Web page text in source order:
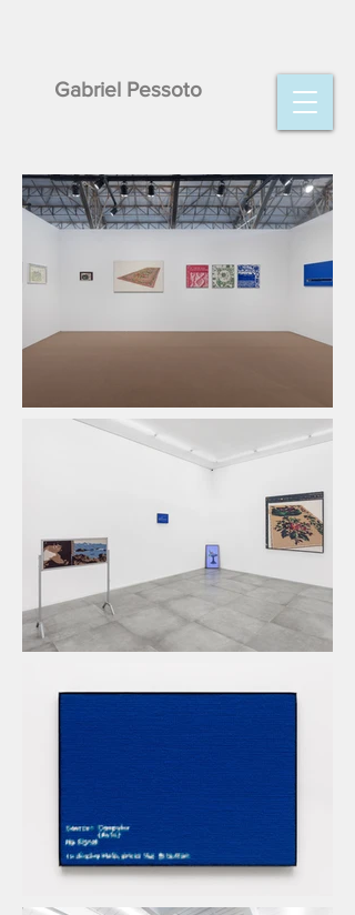
Gabriel Pessoto